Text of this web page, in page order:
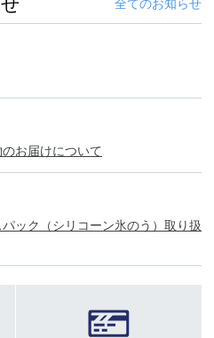
お届けについて
ック（シリコーン氷のう）取り扱